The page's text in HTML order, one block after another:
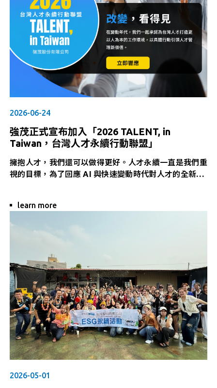
點協作，並攜手利害關係人共創永續價值的承諾。
2026-06-24
強茂正式宣布加入「2026 TALENT, in
Taiwan，台灣人才永續行動聯盟」
擁抱人才，我們還可以做得更好。人才永續一直是我們重
視的目標，為了回應 AI 與快速變動時代對人才的全新挑
灣人才永續行動聯盟」
learn more
2026-05-01